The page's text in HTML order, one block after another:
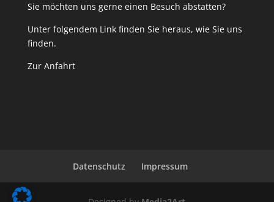
Sie möchten uns gerne einen Besuch abstatten?
Unter folgendem Link finden Sie heraus, wie Sie uns
finden.
Zur Anfahrt
Datenschutz Impressum